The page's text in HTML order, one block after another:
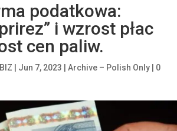
podatkowa:
i wzrost płac
cen paliw.
Jun 7, 2023 Archive – Polish Only
0